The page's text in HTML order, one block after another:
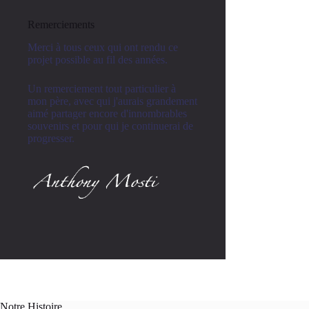
Remerciements
Merci à tous ceux qui ont rendu ce
projet possible au fil des années.
Un remerciement tout particulier à
mon père, avec qui j'aurais grandement
aimé partager encore d'innombrables
souvenirs et pour qui je continuerai de
progresser.
Notre Histoire